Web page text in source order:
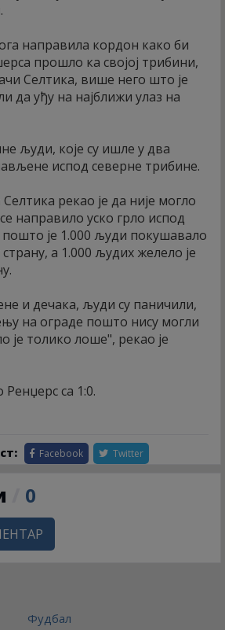
направила кордон како би
прошло ка својој трибини,
Селтика, више него што је
да уђу на најближи улаз на
људи, које су ишле у два
испод северне трибине.
рекао је да није могло
направило уско грло испод
је 1.000 људи покушавало
а 1.000 људих желело је
и дечака, људи су паничили,
на ограде пошто нису могли
је толико лоше", рекао је
са 1:0.
Facebook Twitter
0
Фудбал